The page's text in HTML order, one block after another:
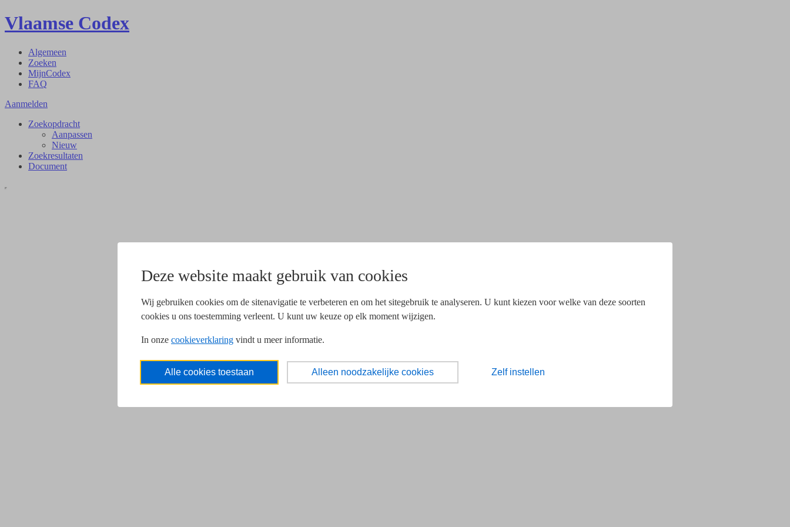
Deze website maakt gebruik van cookies
Wij gebruiken cookies om de sitenavigatie te verbeteren en om het sitegebruik te analyseren. U kunt kiezen voor welke van deze soorten
cookies u ons toestemming verleent. U kunt uw keuze op elk moment wijzigen.
In onze cookieverklaring vindt u meer informatie.
Alle cookies toestaan Alleen noodzakelijke cookies Zelf instellen
Vlaamse Codex
Algemeen
Zoeken
MijnCodex
FAQ
Aanmelden
Zoekopdracht
Aanpassen
Nieuw
Zoekresultaten
Document